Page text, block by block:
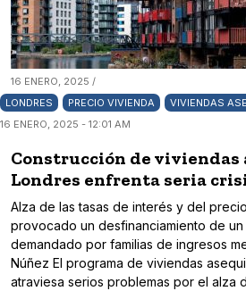
16 ENERO, 2025 /
LONDRES
PRECIO VIVIENDA
VIVIENDAS
16 ENERO, 2025 - 12:01 AM
Construcción de viviendas
Londres enfrenta seria
Alza de las tasas de interés y del
provocado un desfinanciamiento de un
demandado por familias de ingresos
Núñez El programa de viviendas
atraviesa serios problemas por el alza